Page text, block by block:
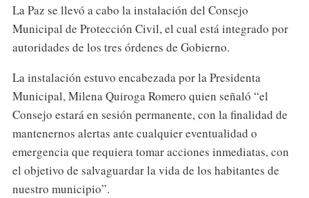
La Paz se llevó a cabo la instalación del Consejo
Municipal de Protección Civil, el cual está integrado por
autoridades de los tres órdenes de Gobierno.
La instalación estuvo encabezada por la Presidenta
Municipal, Milena Quiroga Romero quien señaló “el
Consejo estará en sesión permanente, con la finalidad de
mantenernos alertas ante cualquier eventualidad o
emergencia que requiera tomar acciones inmediatas, con
el objetivo de salvaguardar la vida de los habitantes de
nuestro municipio”.